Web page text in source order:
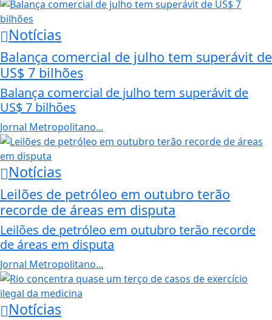
Notícias
Balança comercial de julho tem superávit de
US$ 7 bilhões
Balança comercial de julho tem superávit de
US$ 7 bilhões
Jornal Metropolitano...
Notícias
Leilões de petróleo em outubro terão
recorde de áreas em disputa
Leilões de petróleo em outubro terão recorde
de áreas em disputa
Jornal Metropolitano...
Notícias